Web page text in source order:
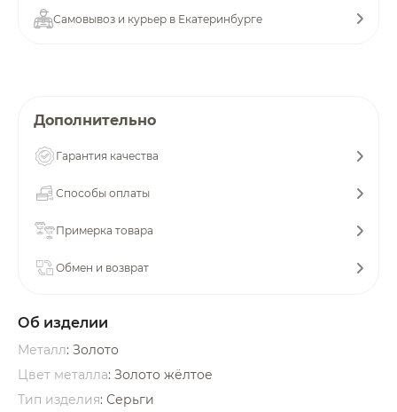
Самовывоз и курьер в Екатеринбурге
Дополнительно
Гарантия качества
Способы оплаты
Примерка товара
Обмен и возврат
Об изделии
Металл: Золото
Цвет металла: Золото жёлтое
Тип изделия: Серьги
Подробнее
об оплате Плайтом
недели
Остались вопросы?